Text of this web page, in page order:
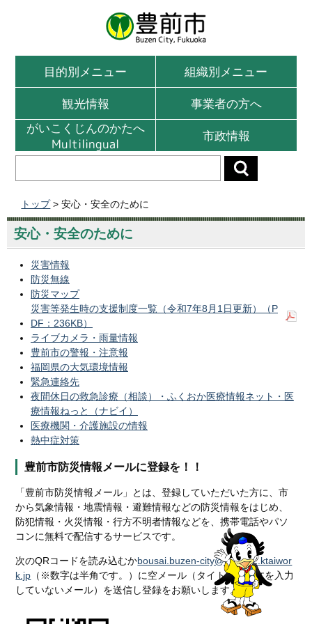
目的別メニュー
組織別メニュー
観光情報
事業者の方へ
がいこくじんのかたへ
Multilingual
市政情報
トップ > 安心・安全のために
安心・安全のために
災害情報
防災無線
防災マップ
災害等発生時の支援制度一覧（令和7年8月1日更新）（P
DF：236KB）
ライブカメラ・雨量情報
豊前市の警報・注意報
福岡県の大気環境情報
緊急連絡先
夜間休日の救急診療（相談）・ふくおか医療情報ネット・医
療情報ねっと（ナビイ）
医療機関・介護施設の情報
熱中症対策
豊前市防災情報メールに登録を！！
「豊前市防災情報メール」とは、登録していただいた方に、市
から気象情報・地震情報・避難情報などの防災情報をはじめ、
防犯情報・火災情報・行方不明者情報などを、携帯電話やパソ
コンに無料で配信するサービスです。
次のQRコードを読み込むかbousai.buzen-city@raiden2.ktaiwor
k.jp （※数字は半角です。）に空メール（タイトルや本文を入力
していないメール）を送信し登録をお願いします。